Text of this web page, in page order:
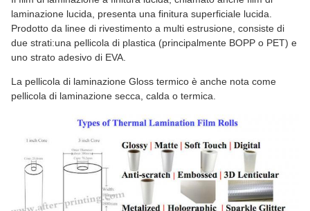
laminazione lucida, presenta una finitura superficiale lucida.
Prodotto da linee di rivestimento a multi estrusione, consiste di
due strati:una pellicola di plastica (principalmente BOPP o PET) e
uno strato adesivo di EVA.
La pellicola di laminazione Gloss termico è anche nota come
pellicola di laminazione secca, calda o termica.